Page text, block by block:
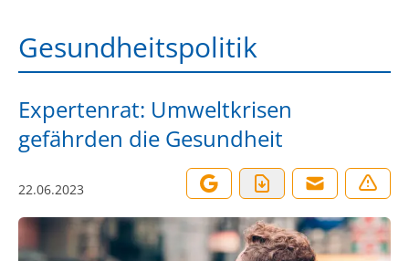
Gesundheitspolitik
Expertenrat: Umweltkrisen
gefährden die Gesundheit
22.06.2023